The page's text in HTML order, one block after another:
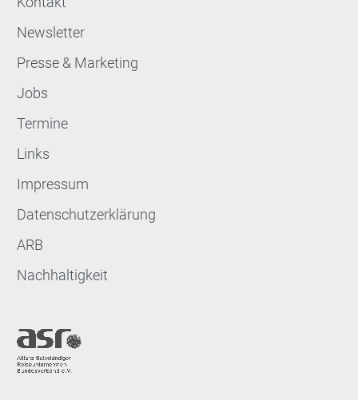
Newsletter
Presse & Marketing
Jobs
Termine
Links
Impressum
Datenschutzerklärung
ARB
Nachhaltigkeit